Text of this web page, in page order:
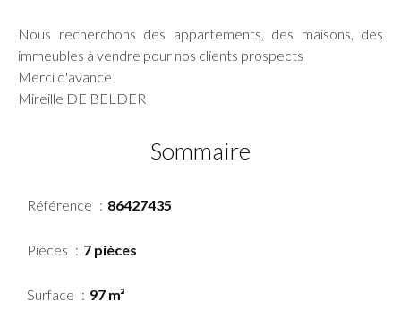
Nous recherchons des appartements, des maisons, des
immeubles à vendre pour nos clients prospects
Merci d'avance
Mireille DE BELDER
Sommaire
Référence 86427435
Pièces 7 pièces
Surface 97 m²